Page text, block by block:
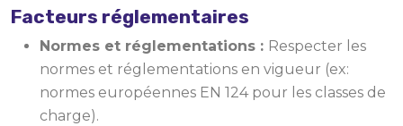
Facteurs réglementaires
Normes et réglementations : Respecter les
normes et réglementations en vigueur (ex:
normes européennes EN 124 pour les classes de
charge).